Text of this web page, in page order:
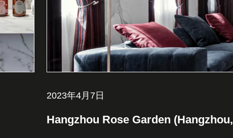
2023年4月7日
Hangzhou Rose Garden